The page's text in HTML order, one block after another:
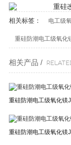
相关标签： 电工级
重硅防潮电工级氧化
相关产品 /
重硅防潮电工级氧化镁
重硅防潮电工级氧化镁